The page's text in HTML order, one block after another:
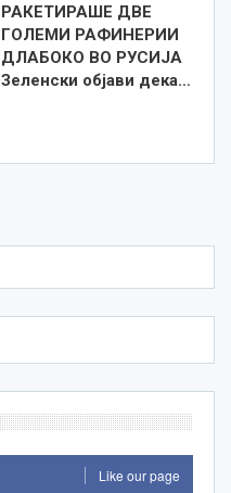
РАКЕТИРАШЕ ДВЕ
ГОЛЕМИ РАФИНЕРИИ
ДЛАБОКО ВО РУСИЈА
Зеленски објави дека…
Like our page